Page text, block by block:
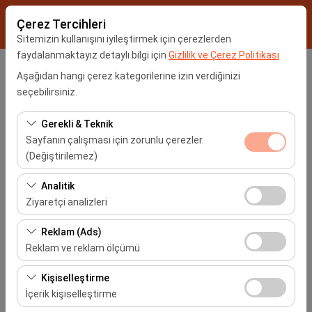
Çerez Tercihleri
Sitemizin kullanışını iyileştirmek için çerezlerden
faydalanmaktayız detaylı bilgi için Gizlilik ve Çerez Politikası
Aşağıdan hangi çerez kategorilerine izin verdiğinizi
seçebilirsiniz.
Gerekli & Teknik
Sayfanın çalışması için zorunlu çerezler.
(Değiştirilemez)
Bu çerezler sitenin doğru şekilde çalışması, güvenlik,
oturum yönetimi ve temel işlevler için gereklidir. Devre
dışı bırakılamaz.
Analitik
Ziyaretçi analizleri
Bu çerezler, sitemizin nasıl kullanıldığını (ziyaretçi sayısı,
en çok ziyaret edilen sayfalar, kullanıcı davranışları)
analiz etmemizi sağlar. Bu veriler, web sitesi
performansını ölçmek ve kullanıcı deneyimini sürekli
iyileştirmek için kullanılır.
Reklam (Ads)
Reklam ve reklam ölçümü
Bu çerezler, size ilgi alanlarınıza uygun kişiselleştirilmiş
reklamlar göstermemize ve reklam kampanyalarımızın
etkinliğini (gösterim sayısı, tıklama oranı) ölçmemize
Kişiselleştirme
İçerik kişiselleştirme
Araç Alış Yeri
Farklı yerde bırakmak istiyorum
Araç Alım Tarihi
Araç Teslim Tarihi
09:00